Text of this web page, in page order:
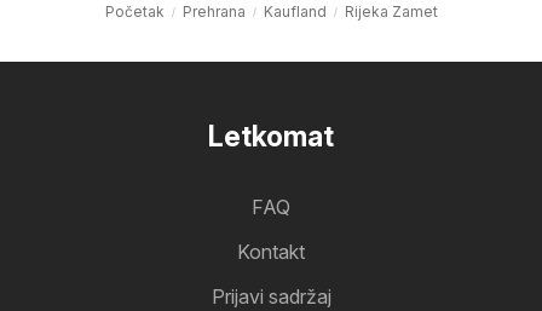
Početak Prehrana Kaufland Rijeka Zamet
Letkomat
FAQ
Kontakt
Prijavi sadržaj